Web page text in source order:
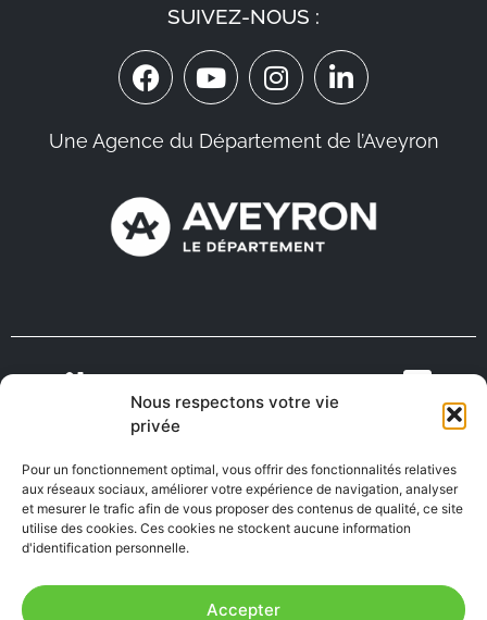
Nous respectons votre vie
privée
Pour un fonctionnement optimal, vous offrir des fonctionnalités relatives
aux réseaux sociaux, améliorer votre expérience de navigation, analyser
et mesurer le trafic afin de vous proposer des contenus de qualité, ce site
utilise des cookies. Ces cookies ne stockent aucune information
d'identification personnelle.
Accepter
SUIVEZ-NOUS :
Une Agence du Département de l’Aveyron
TOURISME
ON RECRUTE EN
AVEYRON
FABRIQUÉ EN
AVEYRON